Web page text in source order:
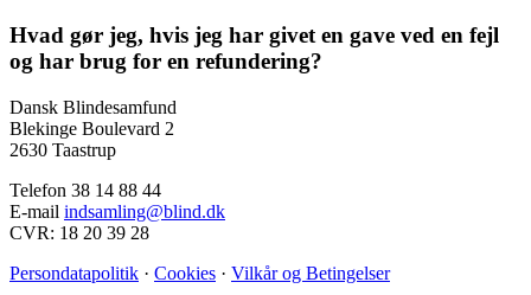
Hvad gør jeg, hvis jeg har givet en gave ved en fejl
og har brug for en refundering?
Dansk Blindesamfund
Blekinge Boulevard 2
2630 Taastrup
Telefon 38 14 88 44
E-mail indsamling@blind.dk
CVR: 18 20 39 28
Persondatapolitik · Cookies · Vilkår og Betingelser